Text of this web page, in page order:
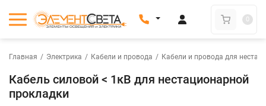
0
Главная / Электрика / Кабели и провода / Кабели и провода для
Кабель силовой < 1кВ для нестационарной
прокладки